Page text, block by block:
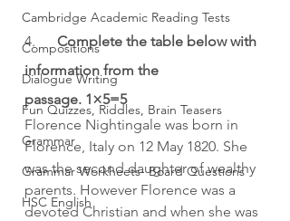
Cambridge Academic Reading Tests
Compositions
Dialogue Writing
Fun Quizzes, Riddles, Brain Teasers
Grammar
Grammar Workheets- Board Questions
HSC English
4. Complete the table below with
information from the
passage. 1×5=5
Florence Nightingale was born in
Florence, Italy on 12 May 1820. She
was the second daughter of wealthy
parents. However Florence was a
devoted Christian and when she was